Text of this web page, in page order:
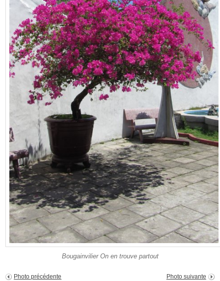
Bougainvilier On en trouve partout
Photo précédente Photo suivante